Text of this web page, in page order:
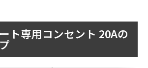
ト専用コンセント 20Aの